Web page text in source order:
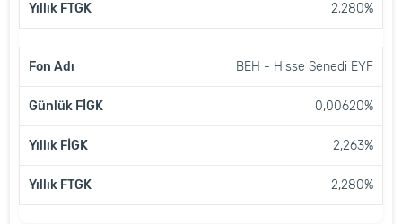
2,280%
BEH - Hisse Senedi EYF
0,00620%
2,263%
2,280%